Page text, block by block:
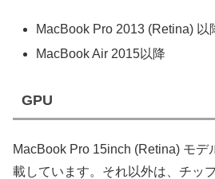
MacBook Pro 2013 (Retina) 以
MacBook Air 2015以降
GPU
MacBook Pro 15inch (Retina) モデ
載しています。それ以外は、チッ